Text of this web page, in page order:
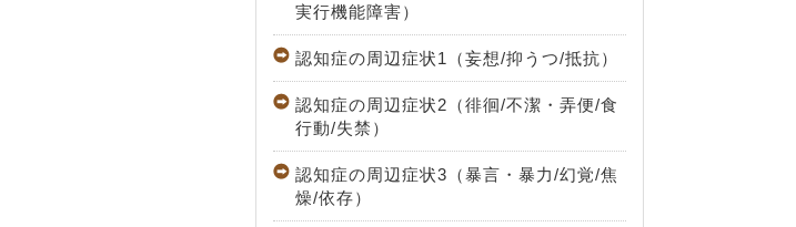
実行機能障害）
認知症の周辺症状1（妄想/抑うつ/抵抗）
認知症の周辺症状2（徘徊/不潔・弄便/食
行動/失禁）
認知症の周辺症状3（暴言・暴力/幻覚/焦
燥/依存）